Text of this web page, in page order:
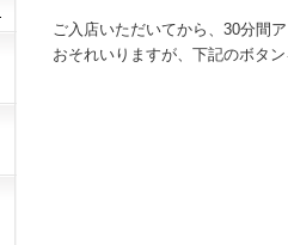
ご入店いただいてから、30分間
おそれいりますが、下記のボタ